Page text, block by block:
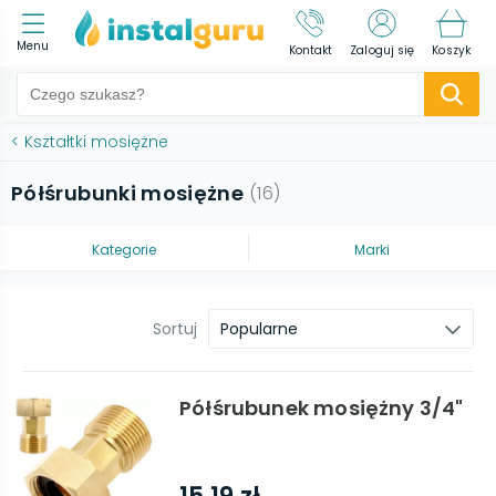
Menu Kontakt Zaloguj się Koszyk
< Kształtki mosiężne
Półśrubunki mosiężne (16)
Kategorie Marki
Sortuj Popularne
Półśrubunek mosiężny 3/4"